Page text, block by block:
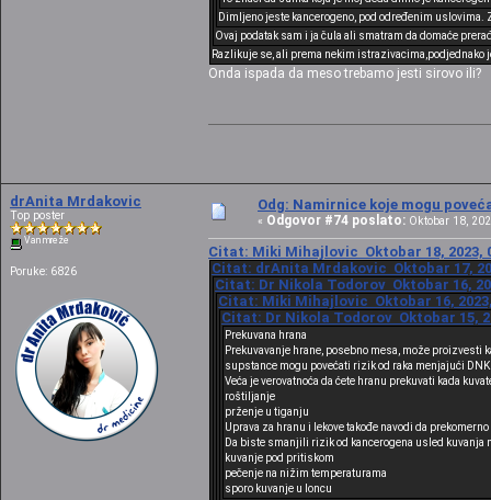
Dimljeno jeste kancerogeno, pod određenim uslovima.
Ovaj podatak sam i ja čula ali smatram da domaće
Razlikuje se, ali prema nekim istrazivacima,podjednako
Onda ispada da meso trebamo jesti sirovo ili?
drAnita Mrdakovic
Top poster
Van mreže
Poruke: 6826
Odg: Namirnice koje mogu
« Odgovor #74 poslato: Oktobar 18,
Citat: Miki Mihajlovic Oktobar 18, 2023,
Citat: drAnita Mrdakovic Oktobar 17,
Citat: Dr Nikola Todorov Oktobar 16,
Citat: Miki Mihajlovic Oktobar 16,
Citat: Dr Nikola Todorov Oktobar 15,
Prekuvana hrana
Prekuvavanje hrane, posebno mesa, može
supstance mogu povećati rizik od raka menjajući
Veća je verovatnoća da ćete hranu prekuvati kada
roštiljanje
prženje u tiganju
Uprava za hranu i lekove takođe navodi da
Da biste smanjili rizik od kancerogena usled kuvanja
kuvanje pod pritiskom
pečenje na nižim temperaturama
sporo kuvanje u loncu